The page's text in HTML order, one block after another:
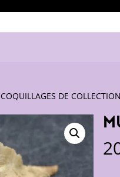
COQUILLAGES DE COLLECTION